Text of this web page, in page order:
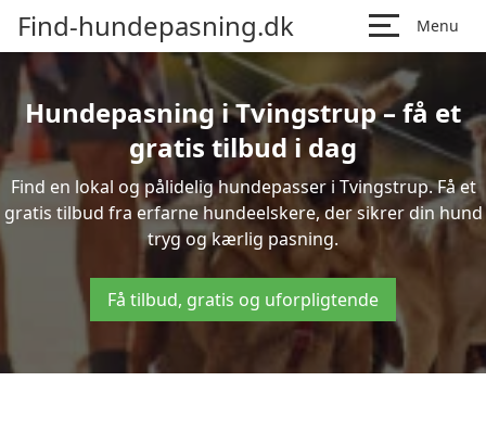
Find-hundepasning.dk Menu
Hundepasning i Tvingstrup – få et
gratis tilbud i dag
Find en lokal og pålidelig hundepasser i Tvingstrup. Få et
gratis tilbud fra erfarne hundeelskere, der sikrer din hund
tryg og kærlig pasning.
Få tilbud, gratis og uforpligtende